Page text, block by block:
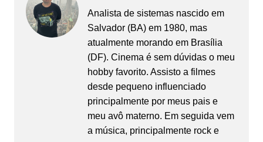
Analista de sistemas nascido em
Salvador (BA) em 1980, mas
atualmente morando em Brasília
(DF). Cinema é sem dúvidas o meu
hobby favorito. Assisto a filmes
desde pequeno influenciado
principalmente por meus pais e
meu avô materno. Em seguida vem
a música, principalmente rock e